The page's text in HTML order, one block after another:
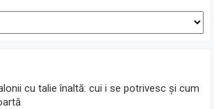
cu talie înaltă: cui i se potrivesc și cum